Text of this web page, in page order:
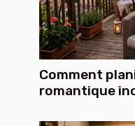
Comment
romantique